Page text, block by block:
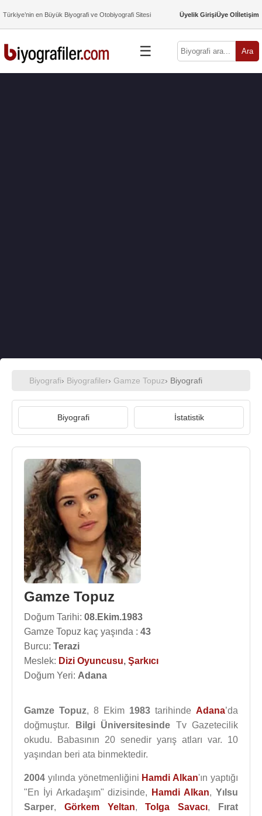
Türkiye’nin en Büyük Biyografi ve Otobiyografi Sitesi Üyelik GirişiÜye Olİletişim
☰ Ara
Biyografi› Biyografiler› Gamze Topuz› Biyografi
Biyografi İstatistik
Gamze Topuz
Doğum Tarihi: 08.Ekim.1983
Gamze Topuz kaç yaşında : 43
Burcu: Terazi
Meslek: Dizi Oyuncusu, Şarkıcı
Doğum Yeri: Adana
Gamze Topuz, 8 Ekim 1983 tarihinde Adana’da
doğmuştur.
Bilgi Üniversitesinde Tv Gazetecilik
okudu. Babasının 20 senedir yarış atları var. 10
yaşından beri ata binmektedir.
2004 yılında yönetmenliğini Hamdi Alkan'ın yaptığı
"En İyi Arkadaşım" dizisinde,
Hamdi Alkan,Yılsu
Sarper, Görkem Yeltan,Tolga Savacı,
Fırat